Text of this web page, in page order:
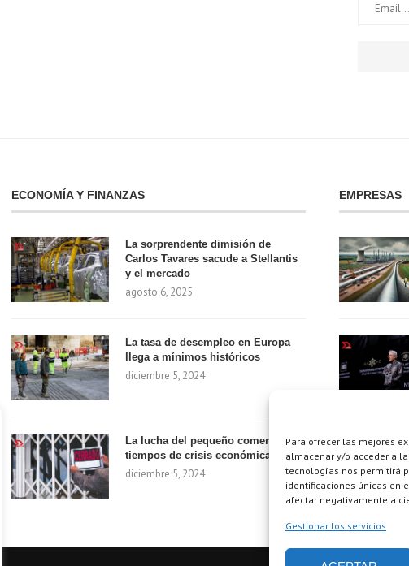
Para ofrecer las mejores
almacenar y/o acceder a
tecnologías nos permitirá
identificaciones únicas en
afectar negativamente a
Gestionar los servicios
ECONOMÍA Y FINANZAS
La sorprendente dimisión de
Carlos Tavares sacude a Stellantis
y el mercado
agosto 6, 2025
La tasa de desempleo en Europa
llega a mínimos históricos
diciembre 5, 2024
La lucha del pequeño comercio en
tiempos de crisis económica
diciembre 5, 2024
EMPRESAS